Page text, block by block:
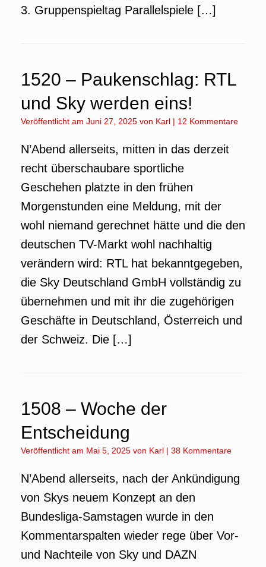
3. Gruppenspieltag Parallelspiele […]
1520 – Paukenschlag: RTL
und Sky werden eins!
Veröffentlicht am Juni 27, 2025 von Karl | 12 Kommentare
N’Abend allerseits, mitten in das derzeit
recht überschaubare sportliche
Geschehen platzte in den frühen
Morgenstunden eine Meldung, mit der
wohl niemand gerechnet hätte und die den
deutschen TV-Markt wohl nachhaltig
verändern wird: RTL hat bekanntgegeben,
die Sky Deutschland GmbH vollständig zu
übernehmen und mit ihr die zugehörigen
Geschäfte in Deutschland, Österreich und
der Schweiz. Die […]
1508 – Woche der
Entscheidung
Veröffentlicht am Mai 5, 2025 von Karl | 38 Kommentare
N’Abend allerseits, nach der Ankündigung
von Skys neuem Konzept an den
Bundesliga-Samstagen wurde in den
Kommentarspalten wieder rege über Vor-
und Nachteile von Sky und DAZN